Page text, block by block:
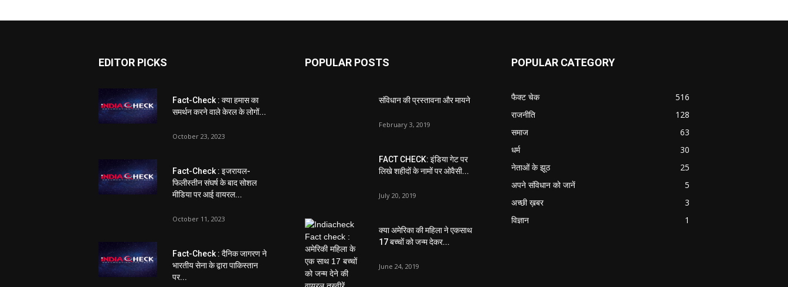
EDITOR PICKS
Fact-Check : क्या हमास का
समर्थन करने वाले केरल के लोगों...
October 23, 2023
Fact-Check : इजरायल-
फिलीस्तीन संघर्ष के बाद सोशल
मीडिया पर आई वायरल...
October 11, 2023
Fact-Check : दैनिक जागरण ने
भारतीय सेना के द्वारा पाकिस्तान
पर...
POPULAR POSTS
संविधान की प्रस्तावना और मायने
February 3, 2019
FACT CHECK: इंडिया गेट पर
लिखे शहीदों के नामों पर ओवैसी...
July 20, 2019
क्या अमेरिका की महिला ने एकसाथ
17 बच्चों को जन्म देकर...
June 24, 2019
POPULAR CATEGORY
फैक्ट चेक
516
राजनीति
128
समाज
63
धर्म
30
नेताओं के झूठ
25
अपने संविधान को जानें
5
अच्छी ख़बर
3
विज्ञान
1